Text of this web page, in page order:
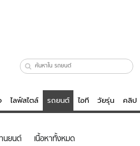
ไลฟ์สไตล์ รถยนต์ ไอที วัยรุ่น คลิป
ไลฟ์สไตล์
นยนต์ เนื้อหาทั้งหมด